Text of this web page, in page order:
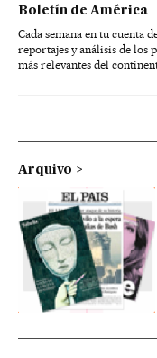
Boletín de América
Cada semana en tu cuenta
reportajes y análisis de los
más relevantes del
Arquivo